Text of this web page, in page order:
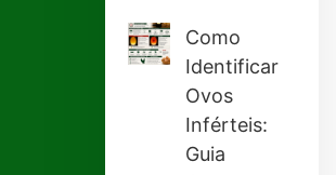
Como
Identificar
Ovos
Inférteis:
Guia